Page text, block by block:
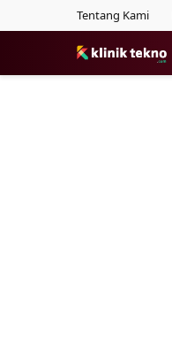
Tentang Kami